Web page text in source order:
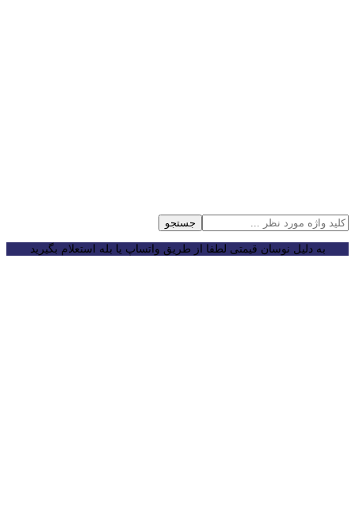
جستجو
به دلیل نوسان قیمتی لطفا از طریق واتساپ یا بله استعلام بگیرید